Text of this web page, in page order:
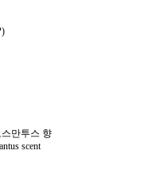
만투스 향
scent